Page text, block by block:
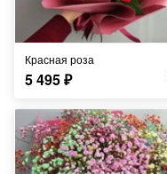
Красная роза
5 495₽